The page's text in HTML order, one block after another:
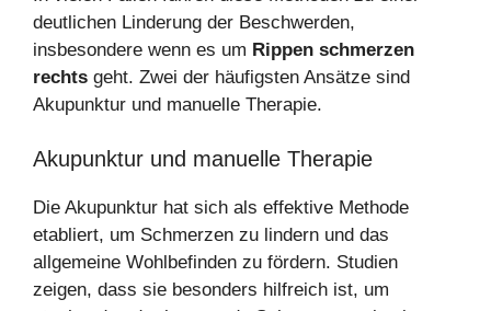
deutlichen Linderung der Beschwerden,
insbesondere wenn es um Rippen schmerzen
rechts geht. Zwei der häufigsten Ansätze sind
Akupunktur und manuelle Therapie.
Akupunktur und manuelle Therapie
Die Akupunktur hat sich als effektive Methode
etabliert, um Schmerzen zu lindern und das
allgemeine Wohlbefinden zu fördern. Studien
zeigen, dass sie besonders hilfreich ist, um